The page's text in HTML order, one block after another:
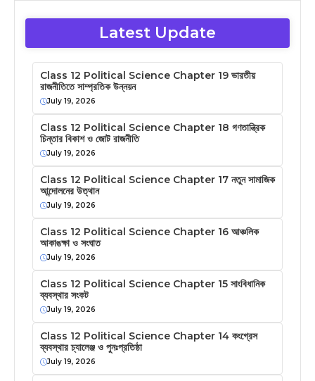
Latest Update
Class 12 Political Science Chapter 19 ভারতীয়
রাজনীতিতে সাম্প্রতিক উন্নয়ন
July 19, 2026
Class 12 Political Science Chapter 18 গণতান্ত্রিক
চিন্তার বিকাশ ও জোট রাজনীতি
July 19, 2026
Class 12 Political Science Chapter 17 নতুন সামাজিক
আন্দোলনের উত্থান
July 19, 2026
Class 12 Political Science Chapter 16 আঞ্চলিক
আকাঙক্ষা ও সংঘাত
July 19, 2026
Class 12 Political Science Chapter 15 সাংবিধানিক
ব্যবস্থার সংকট
July 19, 2026
Class 12 Political Science Chapter 14 কংগ্রেস
ব্যবস্থার চ্যালেঞ্জ ও পুনঃপ্রতিষ্ঠা
July 19, 2026